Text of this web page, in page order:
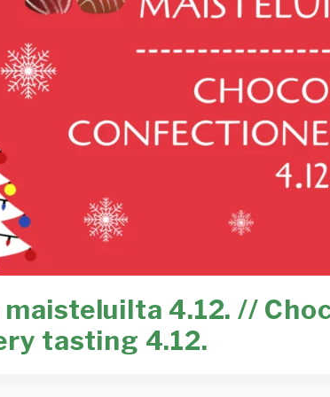
4.12. //
tasting 4.12.